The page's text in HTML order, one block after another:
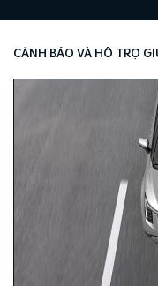
CẢNH BÁO VÀ HỖ TRỢ